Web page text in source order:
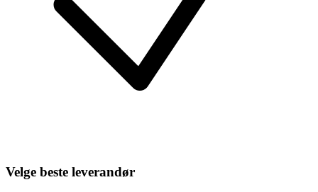
Velge beste leverandør